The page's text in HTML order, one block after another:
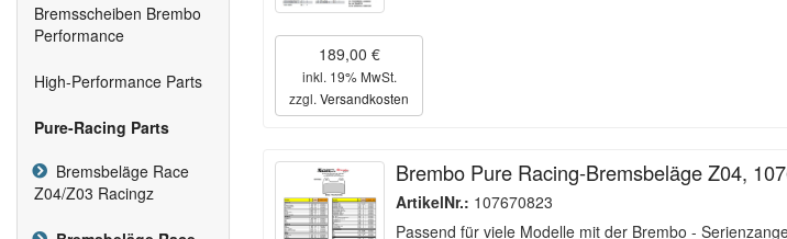
189,00 €
inkl. 19% MwSt.
zzgl. Versandkosten
Brembo Pure Racing-Bremsbeläge Z04,
ArtikelNr.: 107670823
Passend für viele Modelle mit der Brembo -
Bremsscheiben Brembo
Performance
High-Performance Parts
Pure-Racing Parts
Bremsbeläge Race
Z04/Z03 Racingz